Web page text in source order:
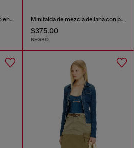
Falda de cupro fluido con nudo en la parte delantera Minifalda de mezcla de lana con placa Oval D
$375.00
NEGRO